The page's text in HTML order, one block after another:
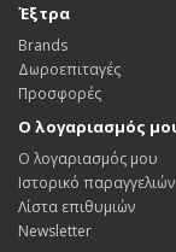
Έξτρα
Brands
Δωροεπιταγές
Προσφορές
Ο λογαριασμός
Ο λογαριασμός μου
Ιστορικό παραγγελιών
Λίστα επιθυμιών
Newsletter